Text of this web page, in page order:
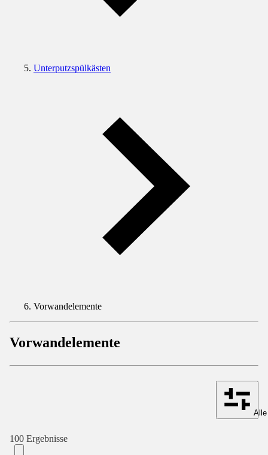
Unterputzspülkästen
Vorwandelemente
Vorwandelemente
100 Ergebnisse